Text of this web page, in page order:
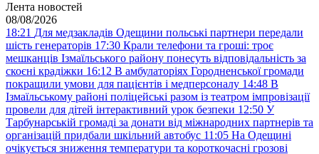
Лента новостей
08/08/2026
18:21 Для медзакладів Одещини польські партнери передали
шість генераторів 17:30 Крали телефони та гроші: троє
мешканців Ізмаїльського району понесуть відповідальність за
скоєні крадіжки 16:12 В амбулаторіях Городненської громади
покращили умови для пацієнтів і медперсоналу 14:48 В
Ізмаїльському районі поліцейські разом із театром імпровізації
провели для дітей інтерактивний урок безпеки 12:50 У
Тарбунарській громаді за донати від міжнародних партнерів та
організацій придбали шкільний автобус 11:05 На Одещині
очікується зниження температури та короткочасні грозові